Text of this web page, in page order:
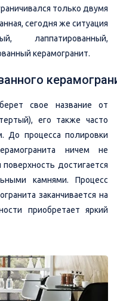
только двумя
сегодня же ситуация
лаппатированный,
керамогранит.
свое название от
его также часто
До процесса полировки
ничем не
достигается
камнями. Процесс
заканчивается на
приобретает яркий